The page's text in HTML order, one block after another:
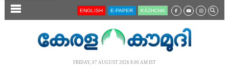
SECTIONS ENGLISH E-PAPER KĀZHCHA
FRIDAY, 07 AUGUST 2026 8.00 AM IST